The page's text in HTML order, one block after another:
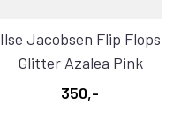
Ilse Jacobsen Flip Flops
Glitter Azalea Pink
350,-